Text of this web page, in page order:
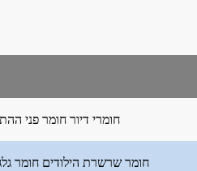
חומרי דיור חומר פני
חומר שרשרת הילודים חומר